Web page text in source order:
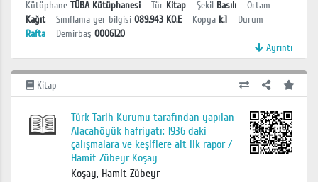
Kütüphane TÜBA Kütüphanesi Tür Kitap Şekil Basılı
Ortam
Kağıt
Sınıflama yer bilgisi 089.943 KO.E Kopya k.1
Durum
Rafta
Demirbaş 0006120
Ayrıntı
Kitap
Türk Tarih Kurumu tarafından yapılan
Alacahöyük hafriyatı: 1936 daki
çalışmalara ve keşiflere ait ilk rapor /
Hamit Zübeyr Koşay
Koşay, Hamit Zübeyr